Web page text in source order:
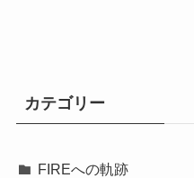
カテゴリー
FIREへの軌跡